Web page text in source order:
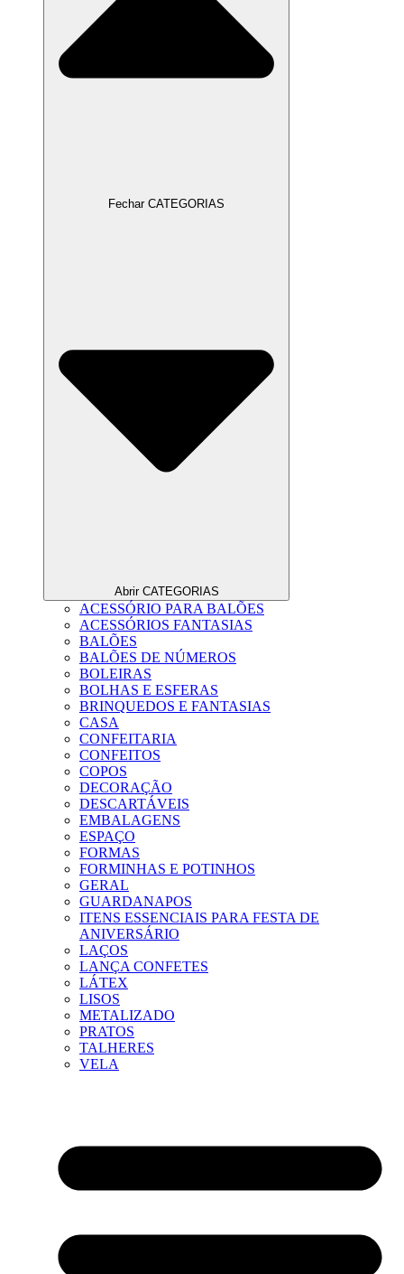
Fechar CATEGORIAS
Abrir CATEGORIAS
ACESSÓRIO PARA BALÕES
ACESSÓRIOS FANTASIAS
BALÕES
BALÕES DE NÚMEROS
BOLEIRAS
BOLHAS E ESFERAS
BRINQUEDOS E FANTASIAS
CASA
CONFEITARIA
CONFEITOS
COPOS
DECORAÇÃO
DESCARTÁVEIS
EMBALAGENS
ESPAÇO
FORMAS
FORMINHAS E POTINHOS
GERAL
GUARDANAPOS
ITENS ESSENCIAIS PARA FESTA DE
ANIVERSÁRIO
LAÇOS
LANÇA CONFETES
LÁTEX
LISOS
METALIZADO
PRATOS
TALHERES
VELA